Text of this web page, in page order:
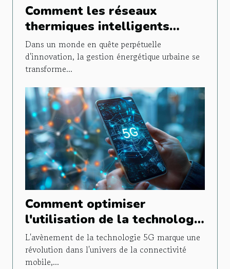
Comment les réseaux
thermiques intelligents
transforment la gestion
énergétique urbaine
Dans un monde en quête perpétuelle
d'innovation, la gestion énergétique urbaine se
transforme...
Comment optimiser
l'utilisation de la technologie
5G sur les appareils mobiles
L'avènement de la technologie 5G marque une
révolution dans l'univers de la connectivité
mobile,...